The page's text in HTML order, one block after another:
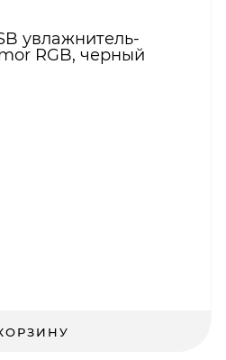
увлажнитель-
RGB, черный